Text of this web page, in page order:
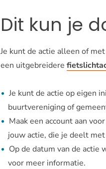
Dit kun je
Je kunt de actie alleen of
een uitgebreidere
Je kunt de actie op eigen
buurtvereniging of
Maak een account aan
jouw actie, die je deelt
Op de datum van de actie
voor meer informatie.